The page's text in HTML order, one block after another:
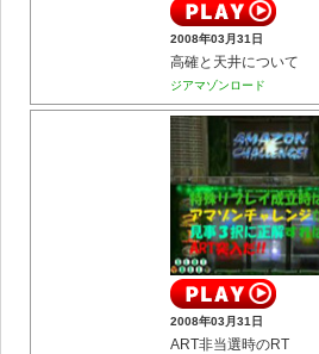
2008年03月31日
高確と天井について
ジアマゾンロード
2008年03月31日
ART非当選時のRT